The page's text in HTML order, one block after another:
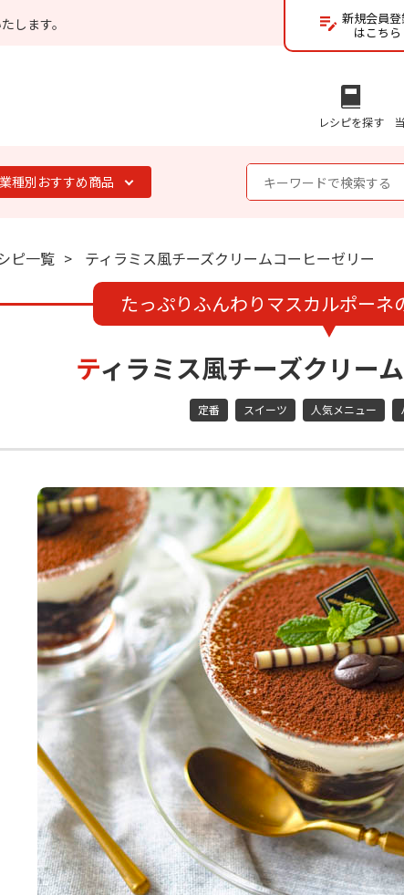
します。
新規会員
はこちら
レシピを探す
業種別おすすめ商品
ピ一覧 ティラミス風チーズクリームコーヒーゼリー
たっぷりふんわりマスカルポーネ
ティラミス風チーズクリー
定番 スイーツ 人気メニュー